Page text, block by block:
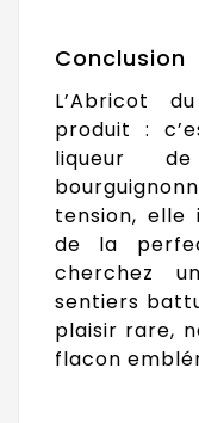
Conclusion
L’Abricot
produit :
liqueur
tension, elle
de la
cherchez
sentiers
plaisir rare,
flacon